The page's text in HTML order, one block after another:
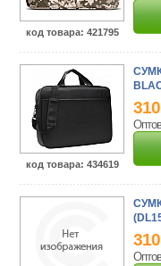
код товара: 421795
код товара: 434619